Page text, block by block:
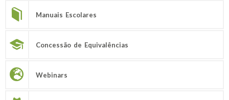
Manuais Escolares
Concessão de Equivalências
Webinars